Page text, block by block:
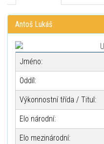
Antoš Lukáš
Jméno:
Oddíl:
Výkonnostní třída / Titul:
Elo národní:
Elo mezinárodní: